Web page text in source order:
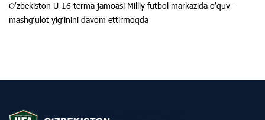
Oʻzbekiston U-16 terma jamoasi Milliy futbol markazida oʻquv-
mashgʻulot yigʻinini davom ettirmoqda